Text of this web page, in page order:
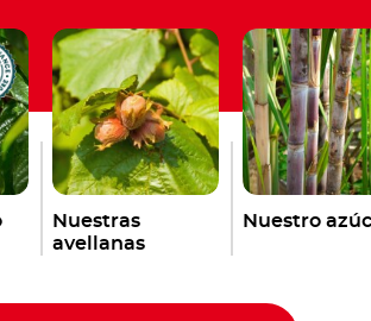
Nuestras
avellanas
Nuestro